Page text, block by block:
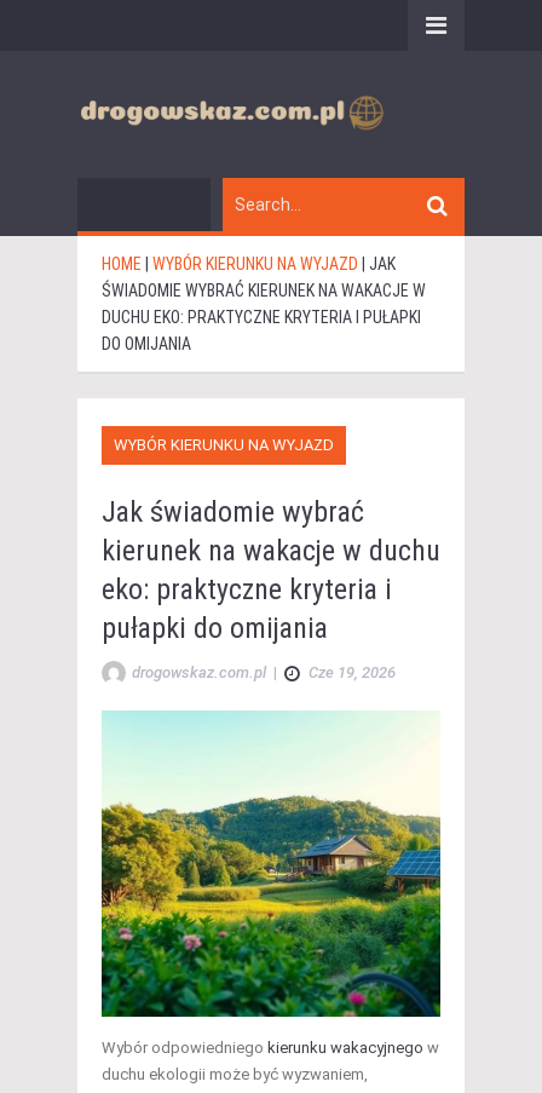
HOME WYBÓR KIERUNKU NA WYJAZD
JAK
ŚWIADOMIE WYBRAĆ KIERUNEK NA WAKACJE W
DUCHU EKO: PRAKTYCZNE KRYTERIA I PUŁAPKI
DO OMIJANIA
WYBÓR KIERUNKU NA WYJAZD
Jak świadomie wybrać
kierunek na wakacje w duchu
eko: praktyczne kryteria i
pułapki do omijania
drogowskaz.com.pl | Cze 19, 2026
Wybór odpowiedniego kierunku wakacyjnego w
duchu ekologii może być wyzwaniem,